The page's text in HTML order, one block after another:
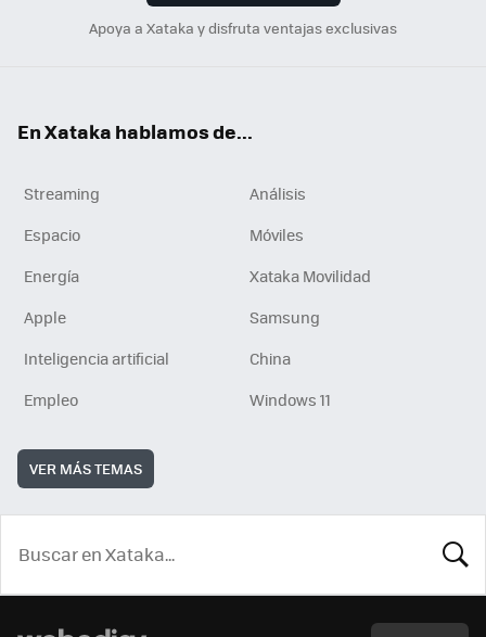
Apoya a Xataka y disfruta ventajas exclusivas
En Xataka hablamos de...
Streaming
Análisis
Espacio
Móviles
Energía
Xataka Movilidad
Apple
Samsung
Inteligencia artificial
China
Empleo
Windows 11
VER MÁS TEMAS